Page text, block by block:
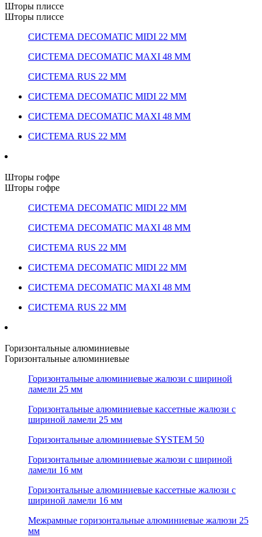
Шторы плиссе
Шторы плиссе
СИСТЕМА DECOMATIC MIDI 22 ММ
СИСТЕМА DECOMATIC MAXI 48 ММ
СИСТЕМА RUS 22 ММ
СИСТЕМА DECOMATIC MIDI 22 ММ
СИСТЕМА DECOMATIC MAXI 48 ММ
СИСТЕМА RUS 22 ММ
Шторы гофре
Шторы гофре
СИСТЕМА DECOMATIC MIDI 22 ММ
СИСТЕМА DECOMATIC MAXI 48 ММ
СИСТЕМА RUS 22 ММ
СИСТЕМА DECOMATIC MIDI 22 ММ
СИСТЕМА DECOMATIC MAXI 48 ММ
СИСТЕМА RUS 22 ММ
Горизонтальные алюминиевые
Горизонтальные алюминиевые
Горизонтальные алюминиевые жалюзи с шириной
ламели 25 мм
Горизонтальные алюминиевые кассетные жалюзи с
шириной ламели 25 мм
Горизонтальные алюминиевые SYSTEM 50
Горизонтальные алюминиевые жалюзи с шириной
ламели 16 мм
Горизонтальные алюминиевые кассетные жалюзи с
шириной ламели 16 мм
Межрамные горизонтальные алюминиевые жалюзи 25
мм